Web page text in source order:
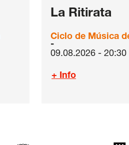
La Ritirata
Ciclo de Música
09.08.2026 - 20:30
+ Info